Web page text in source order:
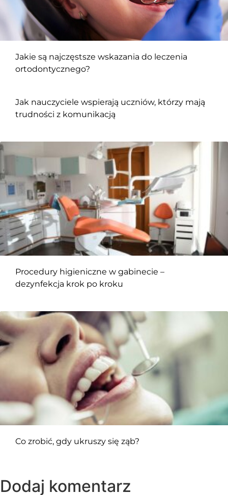
Jakie są najczęstsze wskazania do leczenia
ortodontycznego?
Jak nauczyciele wspierają uczniów, którzy mają
trudności z komunikacją
Procedury higieniczne w gabinecie –
dezynfekcja krok po kroku
Co zrobić, gdy ukruszy się ząb?
Dodaj komentarz